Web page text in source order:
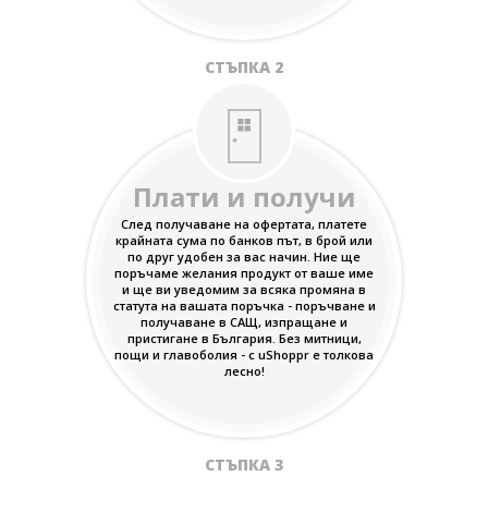
СТЪПКА 2
Плати и получи
След получаване на офертата, платете
крайната сума по банков път, в брой или
по друг удобен за вас начин. Ние ще
поръчаме желания продукт от ваше име
и ще ви уведомим за всяка промяна в
статута на вашата поръчка - поръчване и
получаване в САЩ, изпращане и
пристигане в България. Без митници,
пощи и главоболия - с uShoppr е толкова
лесно!
СТЪПКА 3